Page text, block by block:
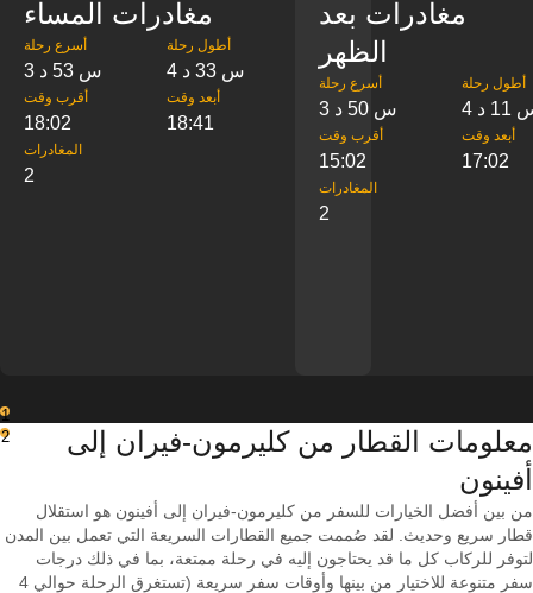
مغادرات المساء
‎أسرع رحلة
3 س 53 د
‎أطول رحلة
4 س 33 د
‎أقرب وقت
18:02
‎أبعد وقت
18:41
‎المغادرات
2
مغادرات بعد
الظهر
‎أسرع رحلة
3 س 50 د
‎أطول رحلة
11 د
‎أقرب وقت
15:02
‎أبعد وقت
17:02
‎المغادرات
2
1
2
معلومات القطار من ‎كليرمون-فيران إلى
من بين أفضل الخيارات للسفر من كليرمون-فيران إلى أفينون هو استقلال
قطار سريع وحديث. لقد صُممت جميع القطارات السريعة التي تعمل بين المدن
لتوفر للركاب كل ما قد يحتاجون إليه في رحلة ممتعة، بما في ذلك درجات
سفر متنوعة للاختيار من بينها وأوقات سفر سريعة (تستغرق الرحلة حوالي 4